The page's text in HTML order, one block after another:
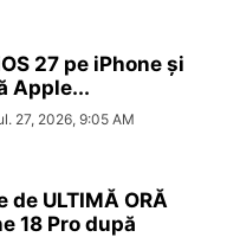
27 pe iPhone și
Apple...
27, 2026, 9:05 AM
ULTIMĂ ORĂ
18 Pro după